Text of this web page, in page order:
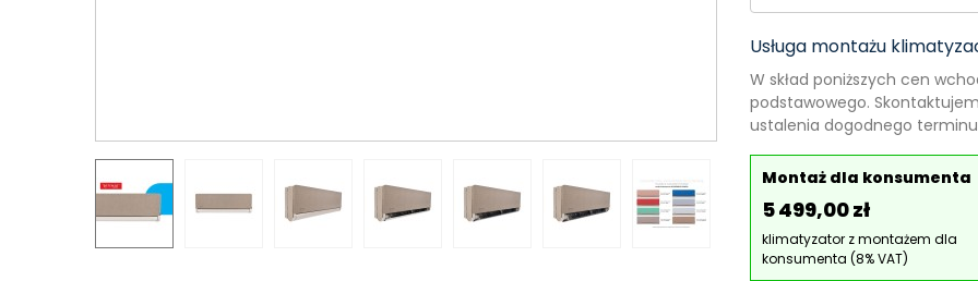
Usługa montażu
W skład poniższych cen
podstawowego.
ustalenia dogodnego
Montaż dla konsumenta
5 499,00 zł
klimatyzator z montażem dla
konsumenta (8% VAT)